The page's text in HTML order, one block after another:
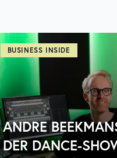
BUSINESS INSIDE
ANDRE
DER DANCE-